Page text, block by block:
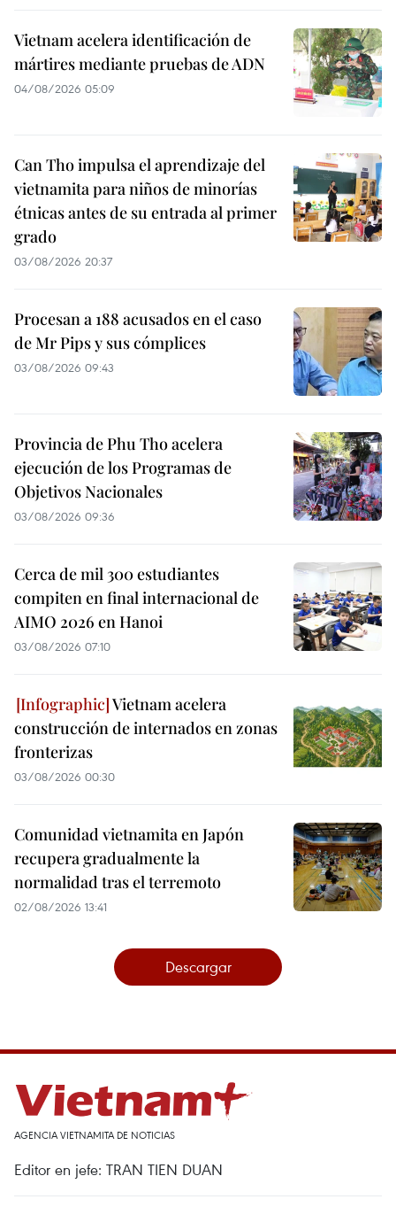
Vietnam acelera identificación de
mártires mediante pruebas de ADN
04/08/2026 05:09
Can Tho impulsa el aprendizaje del
vietnamita para niños de minorías
étnicas antes de su entrada al primer
grado
03/08/2026 20:37
Procesan a 188 acusados en el caso
de Mr Pips y sus cómplices
03/08/2026 09:43
Provincia de Phu Tho acelera
ejecución de los Programas de
Objetivos Nacionales
03/08/2026 09:36
Cerca de mil 300 estudiantes
compiten en final internacional de
AIMO 2026 en Hanoi
03/08/2026 07:10
Vietnam acelera
construcción de internados en zonas
fronterizas
03/08/2026 00:30
Comunidad vietnamita en Japón
recupera gradualmente la
normalidad tras el terremoto
02/08/2026 13:41
Descargar
AGENCIA VIETNAMITA DE NOTICIAS
Editor en jefe: TRAN TIEN DUAN